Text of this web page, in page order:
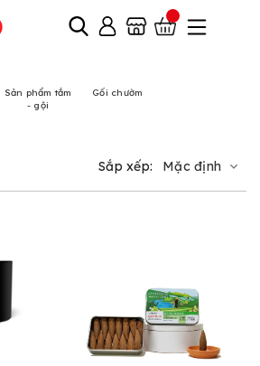
Sản phẩm tắm
- gội
Gối chườm
Sắp xếp: Mặc định